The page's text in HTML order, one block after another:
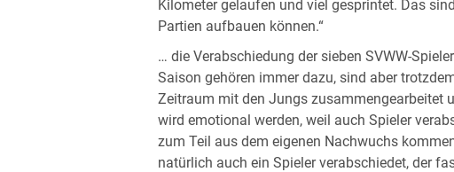
Kilometer gelaufen und viel gesprintet. Das
Partien aufbauen können.“
… die Verabschiedung der sieben SVWW-
Saison gehören immer dazu, sind aber
Zeitraum mit den Jungs zusammengearbeitet
wird emotional werden, weil auch Spieler
zum Teil aus dem eigenen Nachwuchs
natürlich auch ein Spieler verabschiedet, der